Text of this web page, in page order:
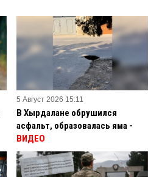
5 Август 2026 15:11
В Хырдалане обрушился
асфальт, образовалась яма -
ВИДЕО